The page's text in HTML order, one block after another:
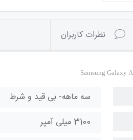
نظرات کاربران
سه ماهه- بی قید و شرط
3100 میلی آمپر